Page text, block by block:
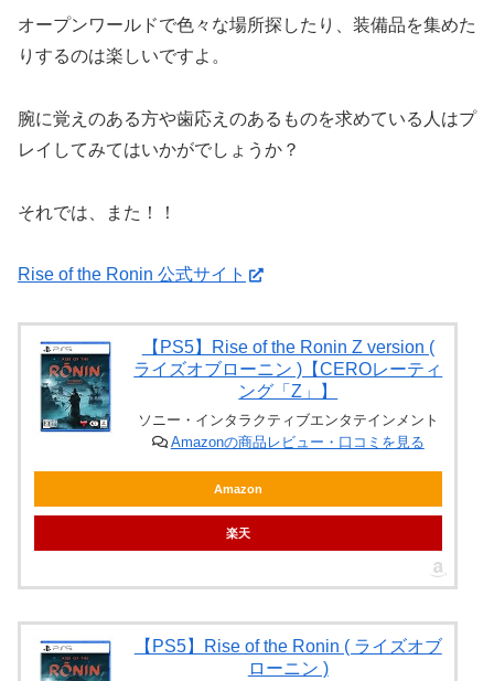
オープンワールドで色々な場所探したり、装備品を集めた
りするのは楽しいですよ。
腕に覚えのある方や歯応えのあるものを求めている人はプ
レイしてみてはいかがでしょうか？
それでは、また！！
Rise of the Ronin 公式サイト
【PS5】Rise of the Ronin Z version (
ライズオブローニン )【CEROレーティ
ング「Z」】
ソニー・インタラクティブエンタテインメント
Amazonの商品レビュー・口コミを見る
Amazon
楽天
【PS5】Rise of the Ronin ( ライズオブ
ローニン )